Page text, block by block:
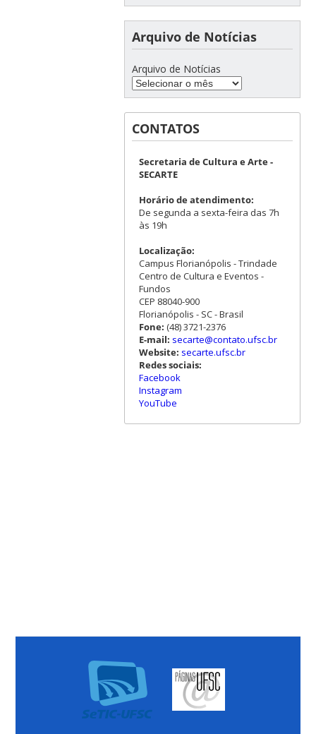
Arquivo de Notícias
Arquivo de Notícias
CONTATOS
Secretaria de Cultura e Arte -
SECARTE
Horário de atendimento:
De segunda a sexta-feira das 7h
às 19h
Localização:
Campus Florianópolis - Trindade
Centro de Cultura e Eventos -
Fundos
CEP 88040-900
Florianópolis - SC - Brasil
Fone: (48) 3721-2376
E-mail: secarte@contato.ufsc.br
Website: secarte.ufsc.br
Redes sociais:
Facebook
Instagram
YouTube